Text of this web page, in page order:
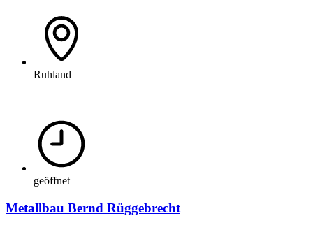
Ruhland
geöffnet
Metallbau Bernd Rüggebrecht